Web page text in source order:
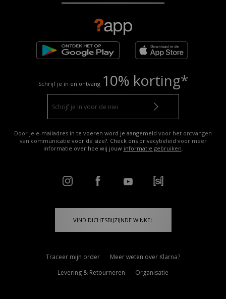
Schrijf je in en ontvang 10% korting*
Door je e-mailadres in te voeren word je aangemeld voor het ontvangen
van communicatie voor de size?. Check ons privacybeleid voor meer
informatie over hoe wij jouw informatie gebruiken.
VIND DICHTSBIJZIJNDE WINKEL
Traceer mijn order
Meer weten over Klarna?
Levering & Retourneren
Organisatie